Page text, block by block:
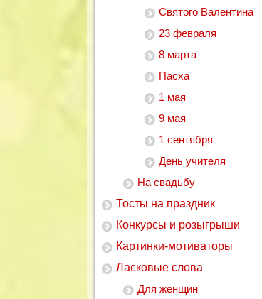
Святого Валентина
23 февраля
8 марта
Пасха
1 мая
9 мая
1 сентября
День учителя
На свадьбу
Тосты на праздник
Конкурсы и розыгрыши
Картинки-мотиваторы
Ласковые слова
Для женщин